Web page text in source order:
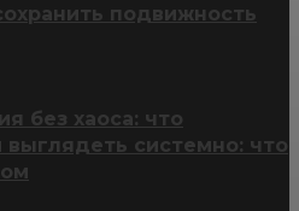
подвижность
без хаоса: что
системно: что